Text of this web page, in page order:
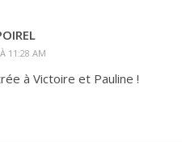
11:28 AM
à Victoire et Pauline !